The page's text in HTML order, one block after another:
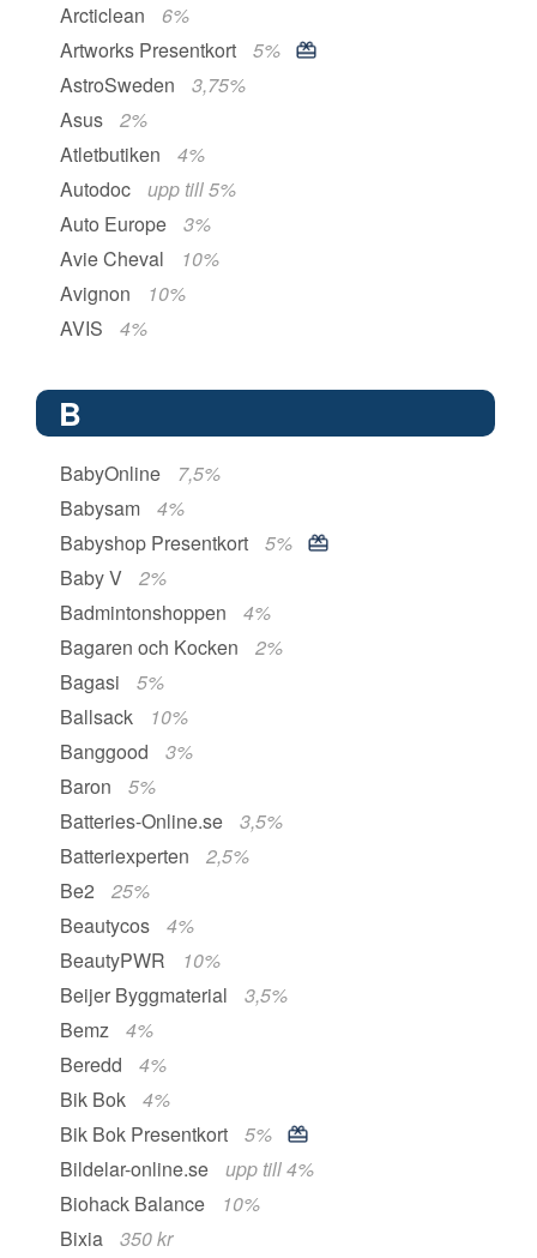
Arcticlean
6%
Artworks Presentkort
5%
AstroSweden
3,75%
Asus
2%
Atletbutiken
4%
Autodoc
upp till 5%
Auto Europe
3%
Avie Cheval
10%
Avignon
10%
AVIS
4%
B
BabyOnline
7,5%
Babysam
4%
Babyshop Presentkort
5%
Baby V
2%
Badmintonshoppen
4%
Bagaren och Kocken
2%
Bagasi
5%
Ballsack
10%
Banggood
3%
Baron
5%
Batteries-Online.se
3,5%
Batteriexperten
2,5%
Be2
25%
Beautycos
4%
BeautyPWR
10%
Beijer Byggmaterial
3,5%
Bemz
4%
Beredd
4%
Bik Bok
4%
Bik Bok Presentkort
5%
Bildelar-online.se
upp till 4%
Biohack Balance
10%
Bixia
350 kr